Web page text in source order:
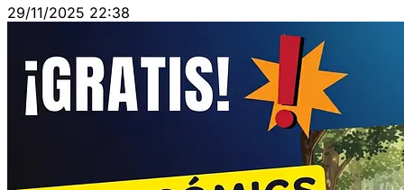
29/11/2025 22:38